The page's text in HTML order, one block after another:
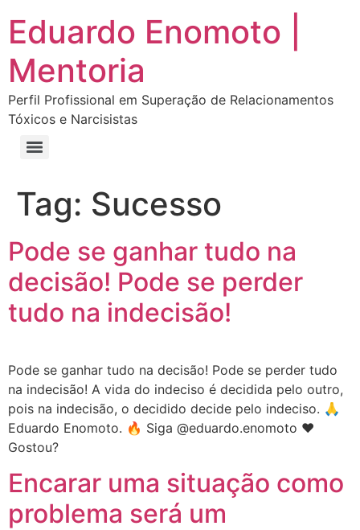
Eduardo Enomoto |
Mentoria
Perfil Profissional em Superação de Relacionamentos
Tóxicos e Narcisistas
Tag: Sucesso
Pode se ganhar tudo na
decisão! Pode se perder
tudo na indecisão!
Pode se ganhar tudo na decisão! Pode se perder tudo
na indecisão! A vida do indeciso é decidida pelo outro,
pois na indecisão, o decidido decide pelo indeciso. 🙏
Eduardo Enomoto. 🔥 Siga @eduardo.enomoto ❤️
Gostou?
Encarar uma situação como
problema será um